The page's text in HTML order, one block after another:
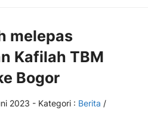
melepas
Kafilah TBM
Bogor
2023 - Kategori : Berita /